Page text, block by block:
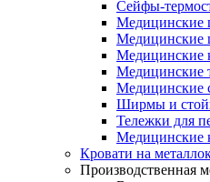
Сейфы-
Медицинские
Медицинские
Медицинские
Медицинские
Медицинские
Ширмы и
Тележки для
Медицинские
Кровати на
Производственная